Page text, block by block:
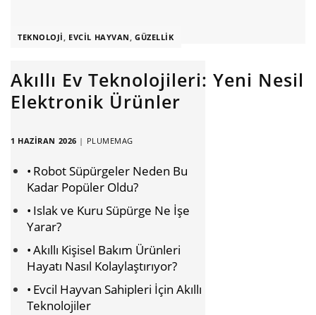
TEKNOLOJI EVCIL HAYVAN ,GÜZELLIK
Akıllı Ev Teknolojileri: Yeni Nesil
Elektronik Ürünler
1 HAZIRAN 2026 | PLUMEMAG
Robot Süpürgeler Neden Bu
Kadar Popüler Oldu?
Islak ve Kuru Süpürge Ne İşe
Yarar?
Akıllı Kişisel Bakım Ürünleri
Hayatı Nasıl Kolaylaştırıyor?
Evcil Hayvan Sahipleri İçin Akıllı
Teknolojiler